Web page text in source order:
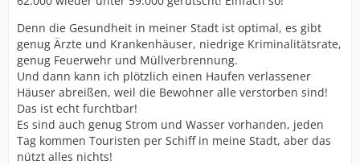
Denn die Gesundheit in meiner Stadt ist optimal, es gibt
genug Ärzte und Krankenhäuser, niedrige Kriminalitätsrate,
genug Feuerwehr und Müllverbrennung.
Und dann kann ich plötzlich einen Haufen verlassener
Häuser abreißen, weil die Bewohner alle verstorben sind!
Das ist echt furchtbar!
Es sind auch genug Strom und Wasser vorhanden, jeden
Tag kommen Touristen per Schiff in meine Stadt, aber das
nützt alles nichts!